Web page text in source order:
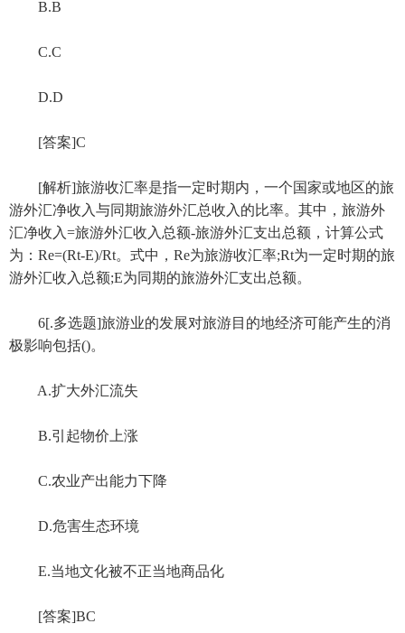
B.B
C.C
D.D
[答案]C
[解析]旅游收汇率是指一定时期内，一个国家或地区的旅
游外汇净收入与同期旅游外汇总收入的比率。其中，旅游外
汇净收入=旅游外汇收入总额-旅游外汇支出总额，计算公式
为：Re=(Rt-E)/Rt。式中，Re为旅游收汇率;Rt为一定时期的旅
游外汇收入总额;E为同期的旅游外汇支出总额。
6[.多选题]旅游业的发展对旅游目的地经济可能产生的消
极影响包括()。
A.扩大外汇流失
B.引起物价上涨
C.农业产出能力下降
D.危害生态环境
E.当地文化被不正当地商品化
[答案]BC